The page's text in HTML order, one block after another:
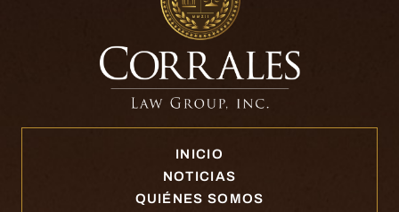
INICIO
NOTICIAS
QUIÉNES SOMOS